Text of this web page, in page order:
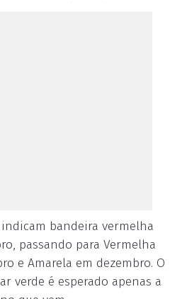
bandeira vermelha
passando para Vermelha
e Amarela em dezembro. O
verde é esperado apenas a